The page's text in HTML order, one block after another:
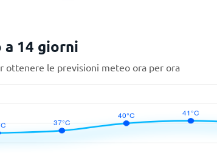
a 14 giorni
ottenere le previsioni meteo ora per ora